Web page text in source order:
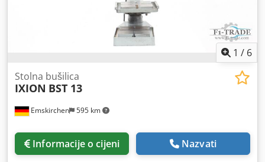
1 / 6
Emskirchen 595 km
Stolna bušilica
IXION BST 13
Informacije o cijeni Nazvati